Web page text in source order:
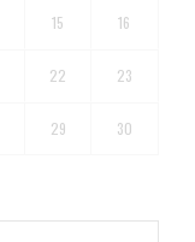
15 16
22 23
29 30